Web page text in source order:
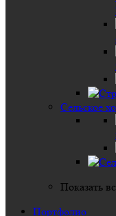
Сельское
Показать
Портфолио